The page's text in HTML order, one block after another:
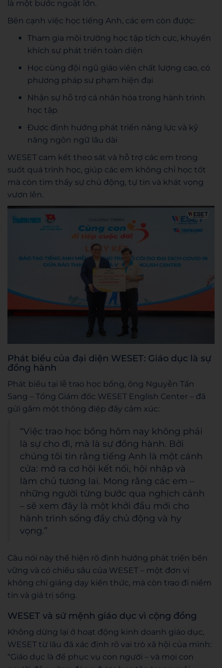
là một bước ngoặt lớn.
Bên cạnh việc học tiếng Anh, các em còn được:
Tham gia môi trường học tập tích cực, khuyến
khích sự phát triển toàn diện
Học cùng đội ngũ giáo viên chất lượng cao, có
phương pháp sư phạm hiện đại
Nhận sự hỗ trợ cá nhân hóa trong hành trình
học tập
Được định hướng phát triển năng lực và kỹ
năng ngôn ngữ lâu dài
WESET cam kết theo sát và hỗ trợ các em trong
suốt quá trình học, giúp các em không chỉ học tốt
mà còn tìm thấy sự chủ động, tự tin và khát vọng
vươn lên.
Phát biểu của đại diện WESET: Giáo dục là sự
đồng hành
Phát biểu tại lễ trao học bổng, ông Nguyễn Tấn
Sang – Tổng Giám đốc WESET English Center – đã
gửi gắm một thông điệp đầy cảm xúc:
“Việc trao học bổng hôm nay không phải
là sự cho đi, mà là sự đồng hành. Bởi
chúng tôi tin rằng tiếng Anh là một cánh
cửa: mở ra cơ hội kết nối, hội nhập và
làm chủ tương lai. Mong rằng các em –
những người từng bước qua nghịch cảnh
– sẽ xem đây là một khởi đầu mới cho
hành trình sống đầy chủ động và hy
vọng.”
Câu nói này thể hiện rõ định hướng phát triển bền
vững và có chiều sâu của WESET – một đơn vị
không chỉ giảng dạy kiến thức, mà còn trao đi niềm
tin và giá trị sống.
WESET và sứ mệnh giáo dục vì cộng đồng
Không dừng lại ở hoạt động kinh doanh giáo dục,
WESET từ lâu đã xác định rõ vai trò xã hội của mình:
“Giáo dục là để phục vụ con người – và mọi con